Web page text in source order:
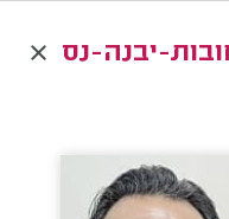
יבנה-נס